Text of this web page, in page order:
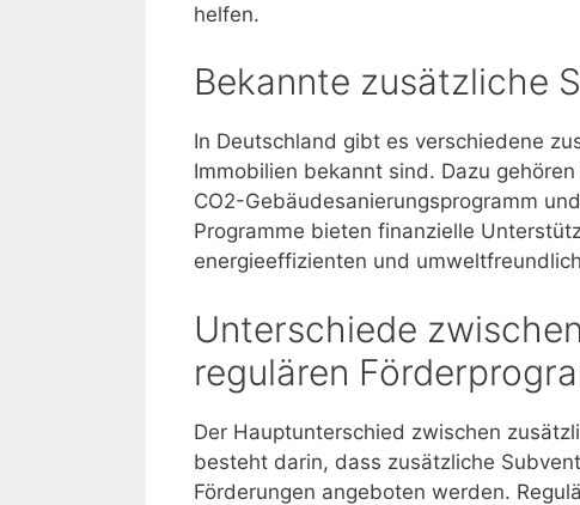
helfen.
Bekannte zusätzliche
In Deutschland gibt es verschiedene
Immobilien bekannt sind. Dazu
CO2-Gebäudesanierungsprogramm
Programme bieten finanzielle
energieeffizienten und
Unterschiede
regulären
Der Hauptunterschied zwischen
besteht darin, dass zusätzliche
Förderungen angeboten werden.